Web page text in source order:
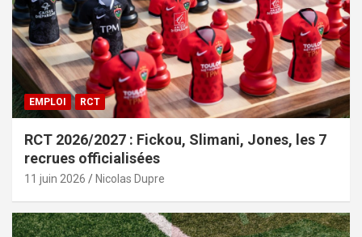
EMPLOI RCT
RCT 2026/2027 : Fickou, Slimani, Jones, les 7
recrues officialisées
11 juin 2026 Nicolas Dupre